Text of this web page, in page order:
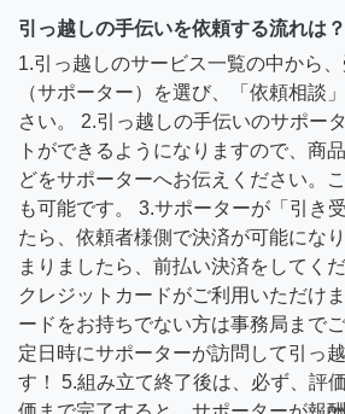
引っ越しの手伝いを依頼する流れは？
1.引っ越しのサービス一覧の中から
（サポーター）を選び、「依頼相談
さい。 2.引っ越しの手伝いのサポー
トができるようになりますので、商
どをサポーターへお伝えください。
も可能です。 3.サポーターが「引き
たら、依頼者様側で決済が可能にな
まりましたら、前払い決済をしてく
クレジットカードがご利用いただけ
ードをお持ちでない方は事務局まで
定日時にサポーターが訪問して引っ
す！ 5.組み立て終了後は、必ず、評